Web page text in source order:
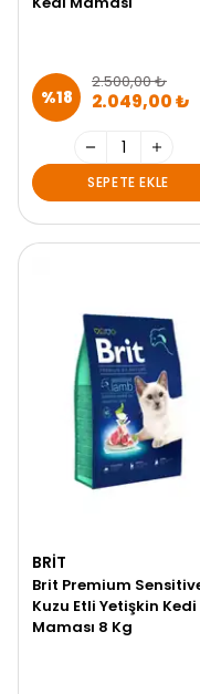
%18
2.500,00 ₺
2.049,00 ₺
SEPETE EKLE
BRIT
Brit Premium
Kuzu Etli Yetişkin Kedi
Maması 8 Kg